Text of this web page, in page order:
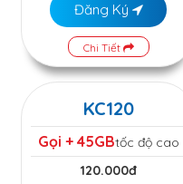
Đăng Ký
Chi Tiết
KC120
Gọi + 45GBtốc độ cao
120.000đ